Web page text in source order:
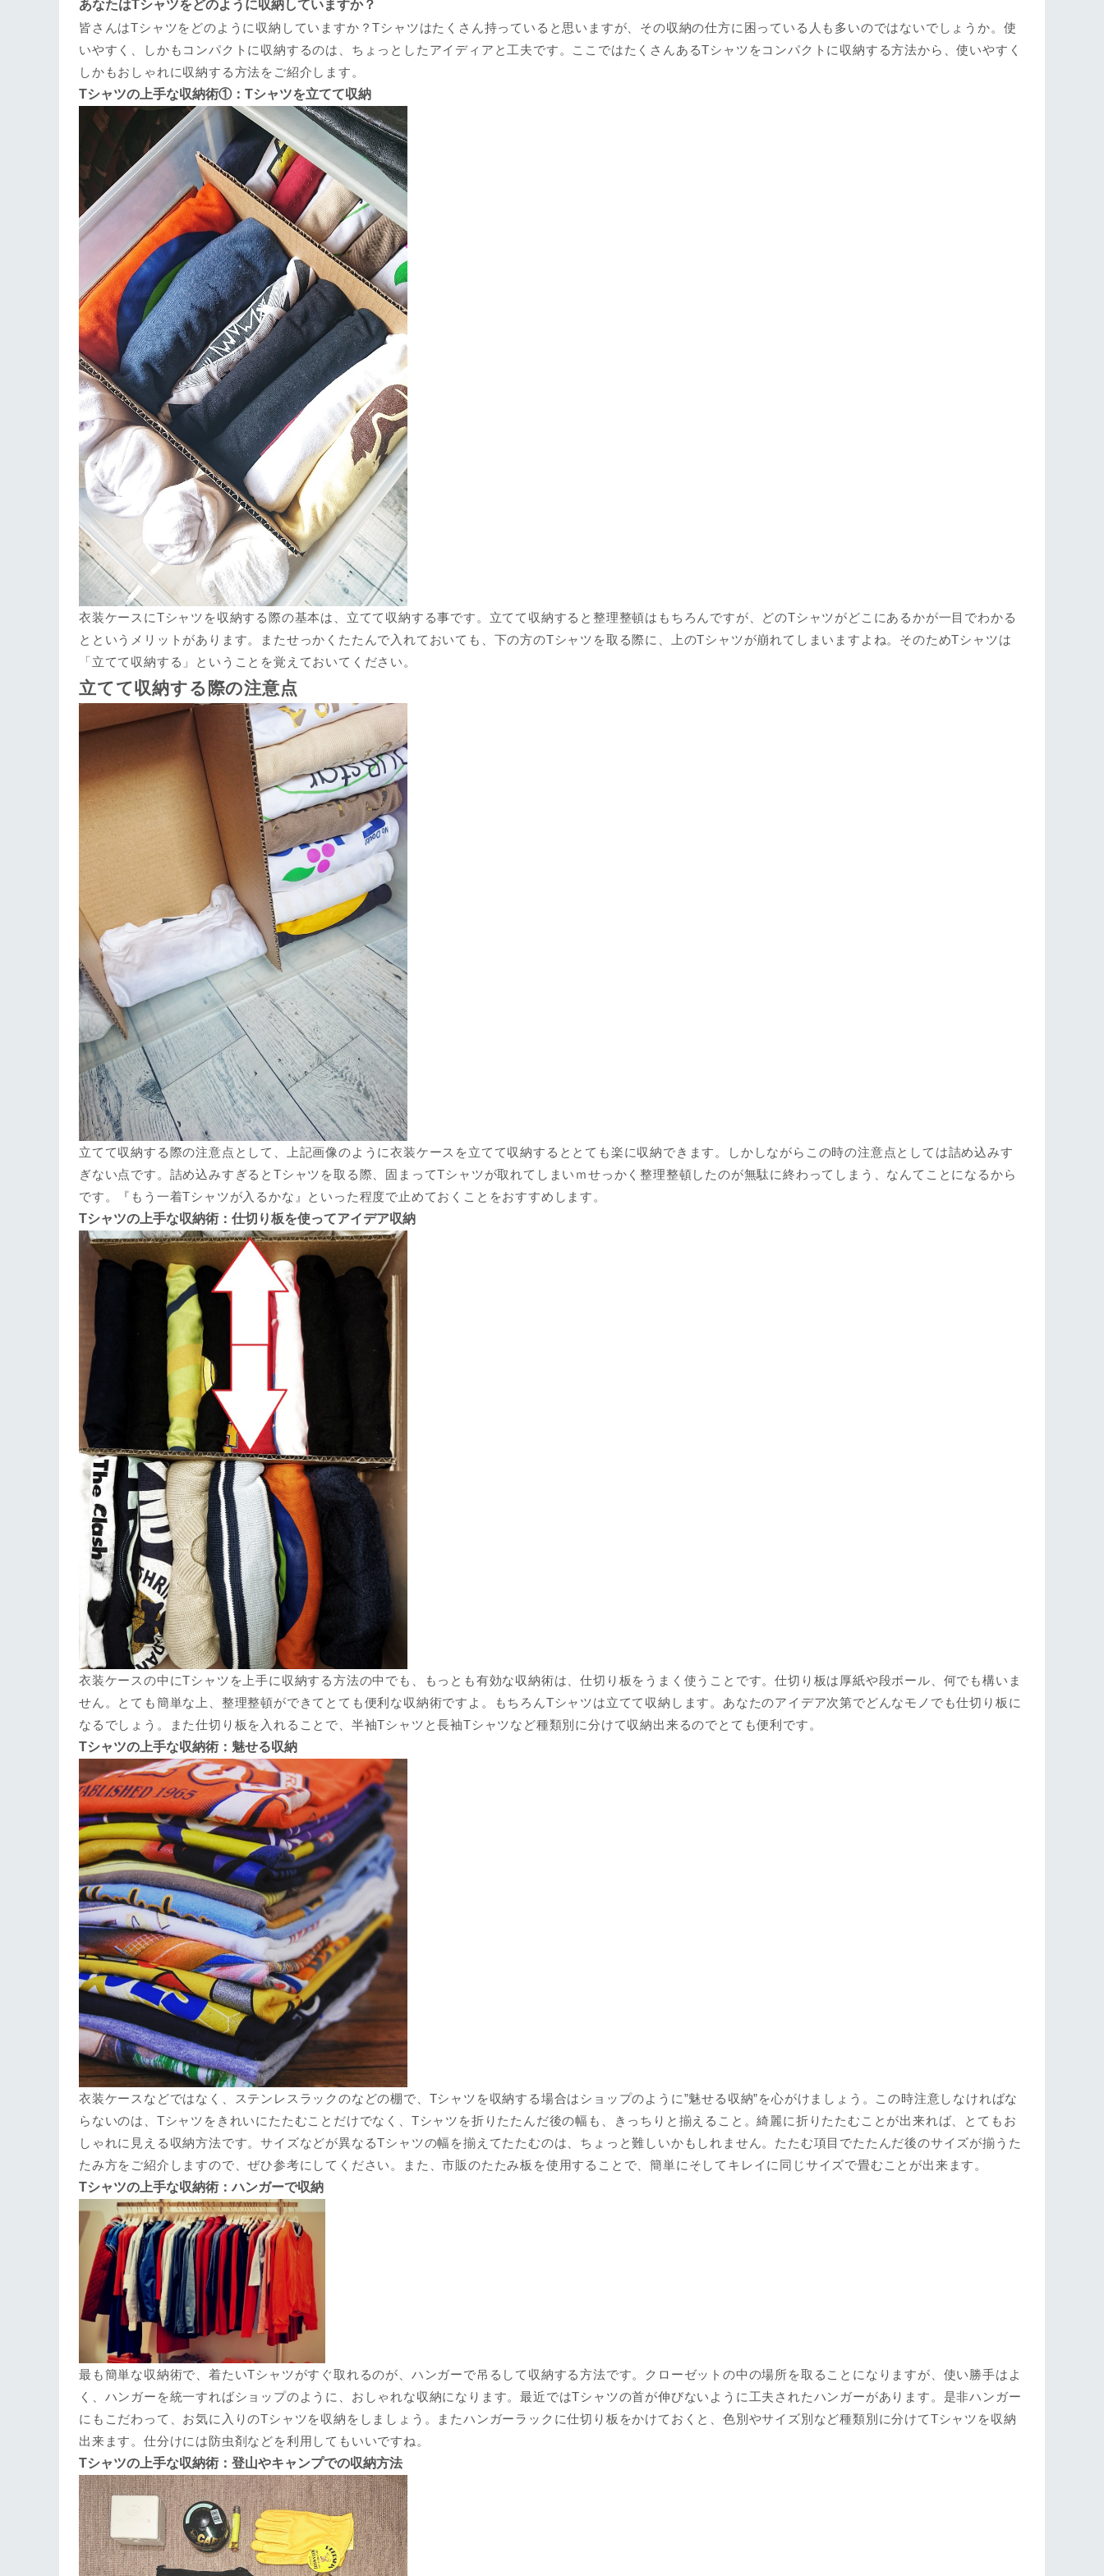
あなたはTシャツをどのように収納していますか？
皆さんはTシャツをどのように収納していますか？Tシャツはたくさん持っていると思いますが、その収納の仕方に困っている人も多いのではないでしょうか。使
いやすく、しかもコンパクトに収納するのは、ちょっとしたアイディアと工夫です。ここではたくさんあるTシャツをコンパクトに収納する方法から、使いやすく
しかもおしゃれに収納する方法をご紹介します。
Tシャツの上手な収納術①：Tシャツを立てて収納
衣装ケースにTシャツを収納する際の基本は、立てて収納する事です。立てて収納すると整理整頓はもちろんですが、どのTシャツがどこにあるかが一目でわかる
とというメリットがあります。またせっかくたたんで入れておいても、下の方のTシャツを取る際に、上のTシャツが崩れてしまいますよね。そのためTシャツは
「立てて収納する」ということを覚えておいてください。
立てて収納する際の注意点
立てて収納する際の注意点として、上記画像のように衣装ケースを立てて収納するととても楽に収納できます。しかしながらこの時の注意点としては詰め込みす
ぎない点です。詰め込みすぎるとTシャツを取る際、固まってTシャツが取れてしまいｍせっかく整理整頓したのが無駄に終わってしまう、なんてことになるから
です。『もう一着Tシャツが入るかな』といった程度で止めておくことをおすすめします。
Tシャツの上手な収納術：仕切り板を使ってアイデア収納
衣装ケースの中にTシャツを上手に収納する方法の中でも、もっとも有効な収納術は、仕切り板をうまく使うことです。仕切り板は厚紙や段ボール、何でも構いま
せん。とても簡単な上、整理整頓ができてとても便利な収納術ですよ。もちろんTシャツは立てて収納します。あなたのアイデア次第でどんなモノでも仕切り板に
なるでしょう。また仕切り板を入れることで、半袖Tシャツと長袖Tシャツなど種類別に分けて収納出来るのでとても便利です。
Tシャツの上手な収納術：魅せる収納
衣装ケースなどではなく、ステンレスラックのなどの棚で、Tシャツを収納する場合はショップのように”魅せる収納”を心がけましょう。この時注意しなければな
らないのは、Tシャツをきれいにたたむことだけでなく、Tシャツを折りたたんだ後の幅も、きっちりと揃えること。綺麗に折りたたむことが出来れば、とてもお
しゃれに見える収納方法です。サイズなどが異なるTシャツの幅を揃えてたたむのは、ちょっと難しいかもしれません。たたむ項目でたたんだ後のサイズが揃うた
たみ方をご紹介しますので、ぜひ参考にしてください。また、市販のたたみ板を使用することで、簡単にそしてキレイに同じサイズで畳むことが出来ます。
Tシャツの上手な収納術：ハンガーで収納
最も簡単な収納術で、着たいTシャツがすぐ取れるのが、ハンガーで吊るして収納する方法です。クローゼットの中の場所を取ることになりますが、使い勝手はよ
く、ハンガーを統一すればショップのように、おしゃれな収納になります。最近ではTシャツの首が伸びないように工夫されたハンガーがあります。是非ハンガー
にもこだわって、お気に入りのTシャツを収納をしましょう。またハンガーラックに仕切り板をかけておくと、色別やサイズ別など種類別に分けてTシャツを収納
出来ます。仕分けには防虫剤などを利用してもいいですね。
Tシャツの上手な収納術：登山やキャンプでの収納方法